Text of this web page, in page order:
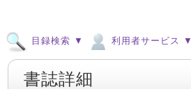
目録検索 ▼ 利用者サービス ▼
書誌詳細